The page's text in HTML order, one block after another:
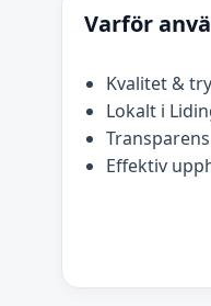
Varför
Kvalitet &
Lokalt i
Effektiv